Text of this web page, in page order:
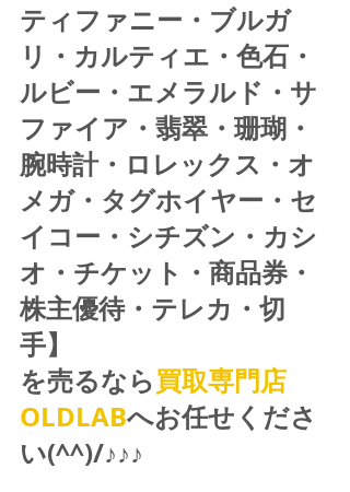
ティファニー・ブルガ
リ・カルティエ・色石・
ルビー・エメラルド・サ
ファイア・翡翠・珊瑚・
腕時計・ロレックス・オ
メガ・タグホイヤー・セ
イコー・シチズン・カシ
オ・チケット・商品券・
株主優待・テレカ・切
手】
を売るなら買取専門店
OLDLABへお任せくださ
い(^^)/♪♪♪